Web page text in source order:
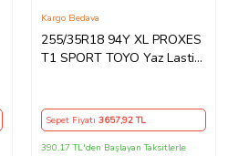
255/35R18 94Y XL PROXES
T1 SPORT TOYO Yaz Lastiği
Kargo Bedava
Sepet Fiyatı3657,92 TL
390,17 TL'den Başlayan Taksitlerle